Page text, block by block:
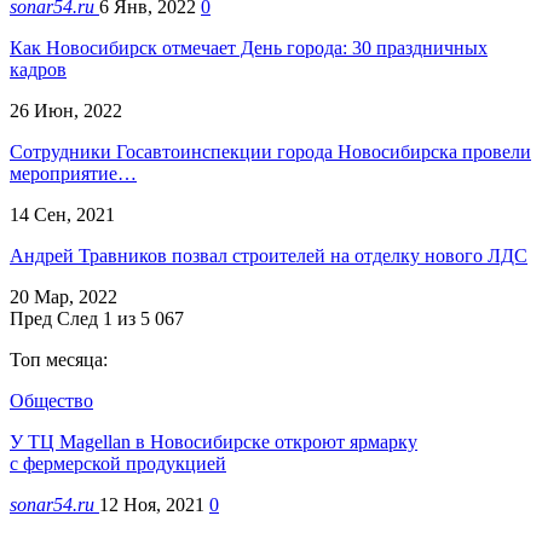
sonar54.ru 6 Янв, 2022 0
Как Новосибирск отмечает День города: 30 праздничных
кадров
26 Июн, 2022
Сотрудники Госавтоинспекции города Новосибирска провели
мероприятие…
14 Сен, 2021
Андрей Травников позвал строителей на отделку нового ЛДС
20 Мар, 2022
Пред След 1 из 5 067
Топ месяца:
Общество
У ТЦ Magellan в Новосибирске откроют ярмарку
с фермерской продукцией
sonar54.ru 12 Ноя, 2021 0